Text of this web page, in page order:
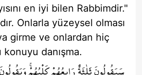
en iyi bilen Rabbimdir."
Onlarla yüzeysel olması
girme ve onlardan hiç
danışma.